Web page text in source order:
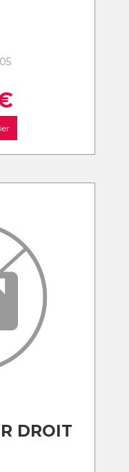
DROIT